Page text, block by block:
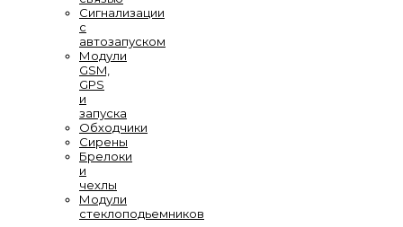
Сигнализации
с
автозапуском
Модули
GSM,
GPS
и
запуска
Обходчики
Сирены
Брелоки
и
чехлы
Модули
стеклоподьемников